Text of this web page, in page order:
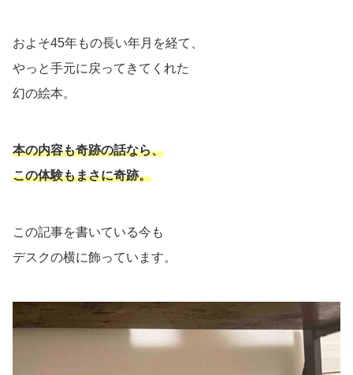
およそ45年もの長い年月を経て、
やっと手元に戻ってきてくれた
幻の絵本。
本の内容も奇跡の話なら、
この体験もまさに奇跡。
この記事を書いている今も
デスクの横に飾っています。